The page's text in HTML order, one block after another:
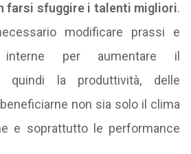
farsi sfuggire i talenti migliori.
modificare prassi e
interne per aumentare il
quindi la produttività, delle
non sia solo il clima
e soprattutto le performance